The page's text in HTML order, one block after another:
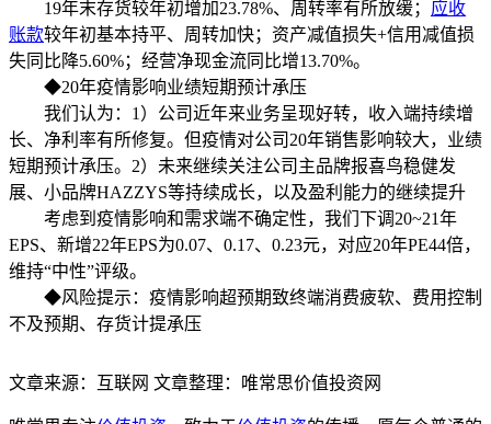
19年末存货较年初增加23.78%、周转率有所放缓； 应收
账款较年初基本持平、周转加快；资产减值损失+信用减值损
失同比降5.60%；经营净现金流同比增13.70%。
◆20年疫情影响业绩短期预计承压
我们认为：1）公司近年来业务呈现好转，收入端持续增
长、净利率有所修复。但疫情对公司20年销售影响较大，业绩
短期预计承压。2）未来继续关注公司主品牌报喜鸟稳健发
展、小品牌HAZZYS等持续成长，以及盈利能力的继续提升
考虑到疫情影响和需求端不确定性，我们下调20~21年
EPS、新增22年EPS为0.07、0.17、0.23元，对应20年PE44倍，
维持“中性”评级。
◆风险提示：疫情影响超预期致终端消费疲软、费用控制
不及预期、存货计提承压
文章来源：互联网 文章整理：唯常思价值投资网